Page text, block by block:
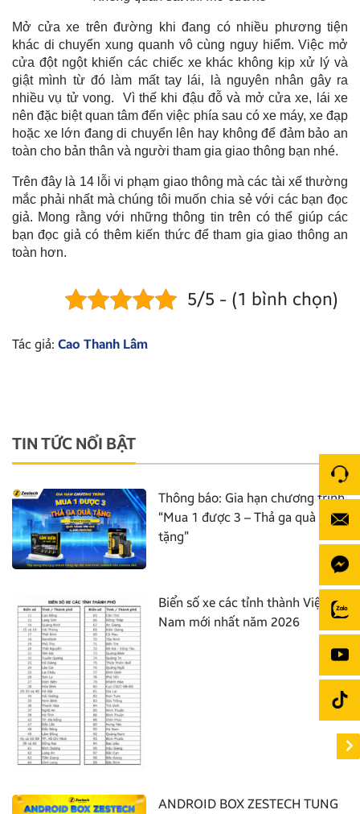
Mở cửa xe trên đường khi đang có nhiều phương tiện
khác di chuyển xung quanh vô cùng nguy hiểm. Việc mở
cửa đột ngột khiến các chiếc xe khác không kịp xử lý và
giật mình từ đó làm mất tay lái, là nguyên nhân gây ra
nhiều vụ tử vong. Vì thế khi đậu đỗ và mở cửa xe, lái xe
nên đặc biệt quan tâm đến việc phía sau có xe máy, xe đạp
hoặc xe lớn đang di chuyển lên hay không để đảm bảo an
toàn cho bản thân và người tham gia giao thông bạn nhé.
Trên đây là 14 lỗi vi phạm giao thông mà các tài xế thường
mắc phải nhất mà chúng tôi muốn chia sẻ với các bạn đọc
giả. Mong rằng với những thông tin trên có thể giúp các
bạn đọc giả có thêm kiến thức để tham gia giao thông an
toàn hơn.
5/5 - (1 bình chọn)
Tác giả: Cao Thanh Lâm
TIN TỨC NỔI BẬT
Thông báo: Gia hạn chương trình
“Mua 1 được 3 – Thả ga quà
tặng”
Biển số xe các tỉnh thành Việt
Nam mới nhất năm 2026
ANDROID BOX ZESTECH TUNG